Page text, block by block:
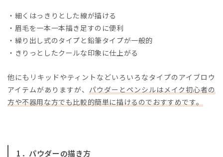
・細くはっきりとした線が描ける
・眉毛を一本一本描き足すのに便利
・繰り出し式のタイプと鉛筆タイプが一般的
・きりっとしたクールな印象に仕上がる
他にもリキッドやティントなどいろいろなタイプのアイブロウ
アイテムがありますが、 パウダーとペンシルはメイク初心者の
方や不器用な方でも比較的簡単に描けるのでおすすめです。
1．パウダーの描き方